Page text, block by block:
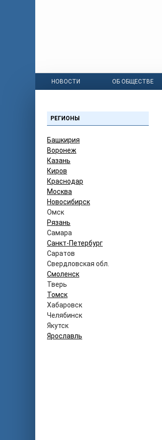
НОВОСТИ ОБ ОБЩЕСТВЕ
РЕГИОНЫ
Башкирия
Воронеж
Казань
Киров
Краснодар
Москва
Новосибирск
Омск
Рязань
Самара
Санкт-Петербург
Саратов
Свердловская обл.
Смоленск
Тверь
Томск
Хабаровск
Челябинск
Якутск
Ярославль